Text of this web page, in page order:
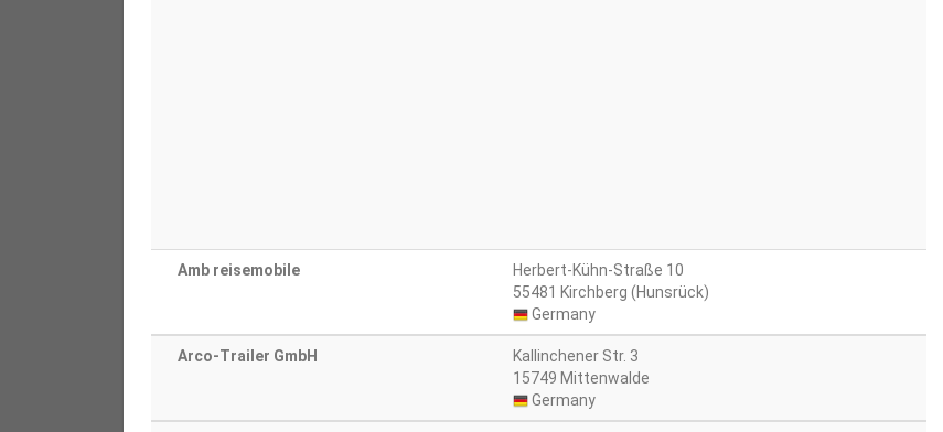
Amb reisemobile
Herbert-Kühn-Straße 10
55481 Kirchberg (Hunsrück)
Germany
Arco-Trailer GmbH
Kallinchener Str. 3
15749 Mittenwalde
Germany